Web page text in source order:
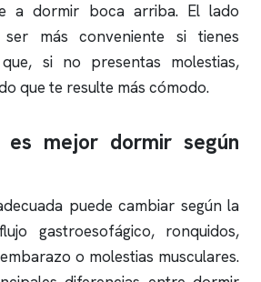
a dormir boca arriba. El lado
más conveniente si tienes
si no presentas molestias,
que te resulte más cómodo.
mejor dormir según
puede cambiar según la
gastroesofágico, ronquidos,
o molestias musculares.